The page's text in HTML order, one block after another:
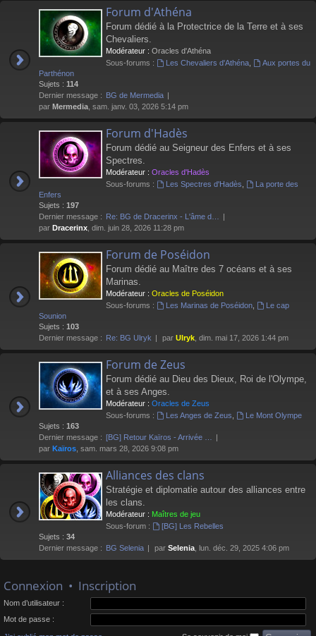
Forum d'Athéna
Forum dédié à la Protectrice de la Terre et à ses
Chevaliers.
Modérateur : Oracles d'Athéna
Sous-forums :
Les Chevaliers d'Athéna,
Aux portes du
Parthénon
Sujets : 114
Dernier message : BG de Mermedia
par Mermedia , sam. janv. 03, 2026 5:14 pm
Forum d'Hadès
Forum dédié au Seigneur des Enfers et à ses
Spectres.
Modérateur : Oracles d'Hadès
Sous-forums :
Les Spectres d'Hadès
La porte des
Enfers
Sujets : 197
Dernier message : Re: BG de Dracerinx - L'âme d…
par Dracerinx , dim. juin 28, 2026 11:28 pm
Forum de Poséidon
Forum dédié au Maître des 7 océans et à ses
Marinas.
Modérateur : Oracles de Poséidon
Sous-forums :
Les Marinas de Poséidon,
Le cap
Sounion
Sujets : 103
Dernier message : Re: BG Ulryk par Ulryk , dim. mai 17, 2026 1:44 pm
Forum de Zeus
Forum dédié au Dieu des Dieux, Roi de l'Olympe,
et à ses Anges.
Modérateur : Oracles de Zeus
Sous-forums :
Les Anges de Zeus
Le Mont Olympe
Sujets : 163
Dernier message : [BG] Retour Kaïros - Arrivée …
par Kaïros , sam. mars 28, 2026 9:08 pm
Alliances des clans
Stratégie et diplomatie autour des alliances entre
les clans.
Modérateur : Maîtres de jeu
Sous-forum :
[BG] Les Rebelles
Sujets : 34
Dernier message : BG Selenia par Selenia , lun. déc. 29, 2025 4:06 pm
Connexion • Inscription
Nom d’utilisateur :
Mot de passe :